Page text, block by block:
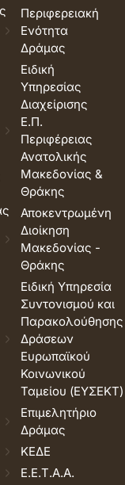
Περιφερειακή
Ενότητα
Δράμας
Ειδική
Υπηρεσίας
Διαχείρισης
Ε.Π.
Περιφέρειας
Ανατολικής
Μακεδονίας &
Θράκης
Αποκεντρωμένη
Διοίκηση
Μακεδονίας -
Θράκης
Ειδική Υπηρεσία
Συντονισμού και
Παρακολούθησης
Δράσεων
Ευρωπαϊκού
Κοινωνικού
Ταμείου (ΕΥΣΕΚΤ)
Επιμελητήριο
Δράμας
ΚΕΔΕ
Ε.Ε.Τ.Α.Α.